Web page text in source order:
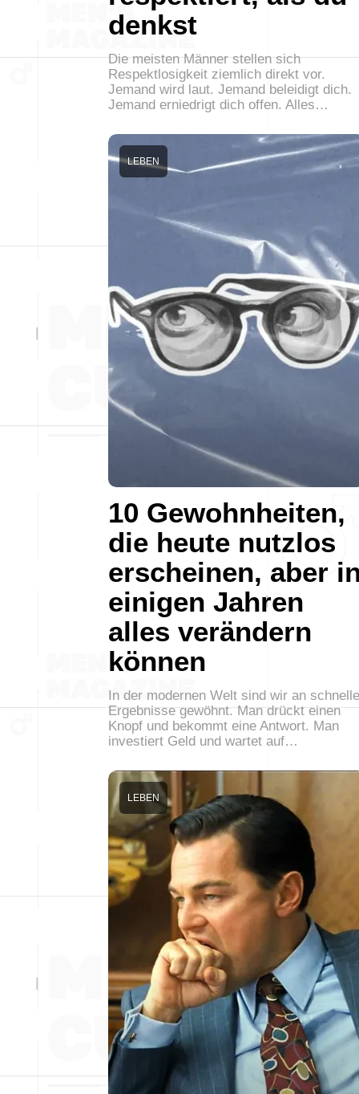
denkst
Die meisten Männer stellen sich
Respektlosigkeit ziemlich direkt vor.
Jemand wird laut. Jemand beleidigt dich.
Jemand erniedrigt dich offen. Alles…
10 Gewohnheiten,
die heute nutzlos
erscheinen, aber
einigen Jahren
alles verändern
können
LEBEN
In der modernen Welt sind wir an schnelle
Ergebnisse gewöhnt. Man drückt einen
Knopf und bekommt eine Antwort. Man
investiert Geld und wartet auf…
LEBEN